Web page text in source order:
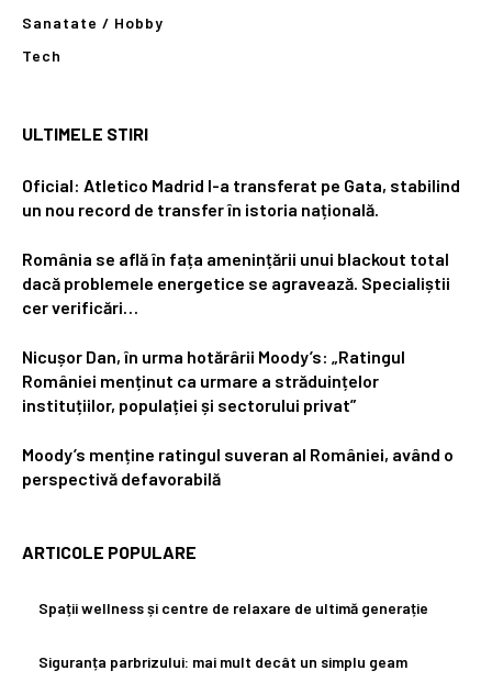
Sanatate / Hobby
Tech
ULTIMELE STIRI
Oficial: Atletico Madrid l-a transferat pe Gata, stabilind
un nou record de transfer în istoria națională.
România se află în fața amenințării unui blackout total
dacă problemele energetice se agravează. Specialiștii
cer verificări…
Nicușor Dan, în urma hotărârii Moody’s: „Ratingul
României menținut ca urmare a străduințelor
instituțiilor, populației și sectorului privat”
Moody’s menține ratingul suveran al României, având o
perspectivă defavorabilă
ARTICOLE POPULARE
Spații wellness și centre de relaxare de ultimă generație
Siguranța parbrizului: mai mult decât un simplu geam